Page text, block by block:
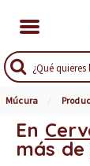
Múcura
En
más de